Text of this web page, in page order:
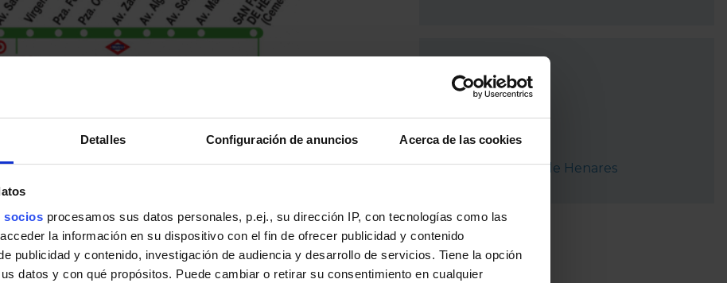
Detalles Configuración de anuncios Acerca de las cookies
socios procesamos sus datos personales, p.ej., su dirección IP, con tecnologías como las
la información en su dispositivo con el fin de ofrecer publicidad y contenido
publicidad y contenido, investigación de audiencia y desarrollo de servicios. Tiene la opción
datos y con qué propósitos. Puede cambiar o retirar su consentimiento en cualquier
Coslada
San Fernando de Henares